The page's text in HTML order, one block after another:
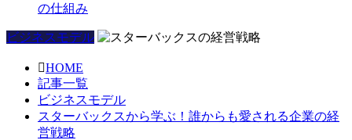
の仕組み
ビジネスモデル
HOME
記事一覧
ビジネスモデル
スターバックスから学ぶ！誰からも愛される企業の経
営戦略